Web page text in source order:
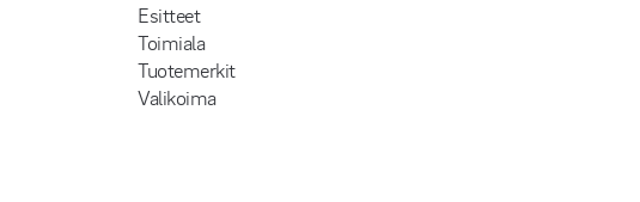
Esitteet
Toimiala
Tuotemerkit
Valikoima